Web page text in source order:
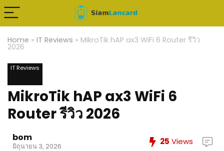
Home » IT Reviews » MikroTik hAP ax3 WiFi 6 Router รีวิว
2026
IT Reviews
MikroTik hAP ax3 WiFi 6
Router รีวิว 2026
bom
มิถุนายน 3, 2026 25 Views